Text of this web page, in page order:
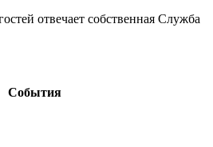
отвечает собственная Служба
События